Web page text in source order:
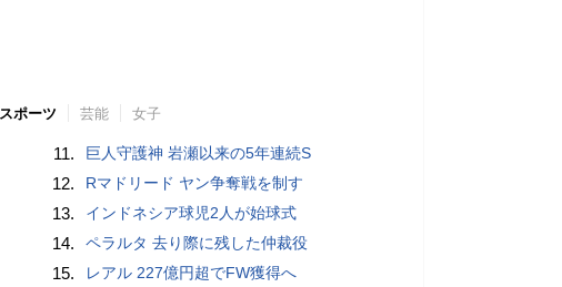
スポーツ 芸能 女子
11. 巨人守護神 岩瀬以来の5年連続S
12. Rマドリード ヤン争奪戦を制す
13. インドネシア球児2人が始球式
14. ペラルタ 去り際に残した仲裁役
15. レアル 227億円超でFW獲得へ